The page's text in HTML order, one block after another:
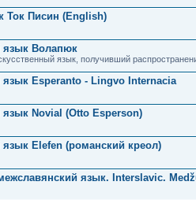
Ток Писин (English)
Волапюк
язык, получивший
Esperanto - Lingvo Internacia
Novial (Otto Esperson)
Elefen (романский креол)
язык. Interslavic.